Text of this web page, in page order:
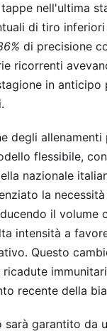
nell'ultima
di tiro
di precisione
ricorrenti
in anticipo
degli allenamenti
flessibile,
nazionale
la
il volume
intensità a
Questo
recente della
garantito da